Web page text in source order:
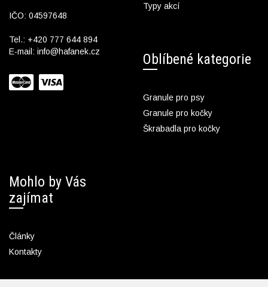
IČO: 04597648
Tel.: +420 777 644 894
E-mail: info@hafanek.cz
Typy akcí
Oblíbené kategorie
Granule pro psy
Granule pro kočky
Škrabadla pro kočky
Mohlo by Vás
zajímat
Články
Kontakty